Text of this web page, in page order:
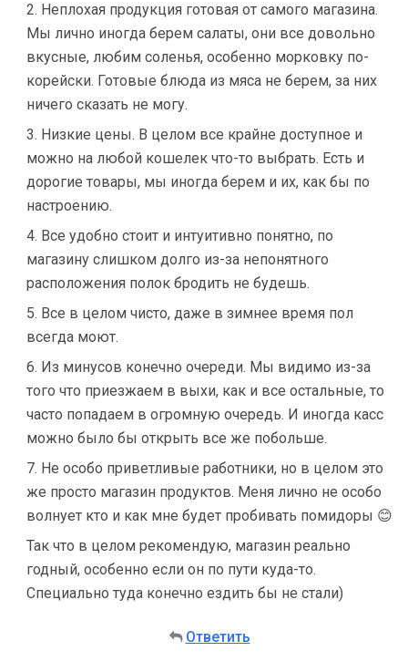
2. Неплохая продукция готовая от самого магазина.
Мы лично иногда берем салаты, они все довольно
вкусные, любим соленья, особенно морковку по-
корейски. Готовые блюда из мяса не берем, за них
ничего сказать не могу.
3. Низкие цены. В целом все крайне доступное и
можно на любой кошелек что-то выбрать. Есть и
дорогие товары, мы иногда берем и их, как бы по
настроению.
4. Все удобно стоит и интуитивно понятно, по
магазину слишком долго из-за непонятного
расположения полок бродить не будешь.
5. Все в целом чисто, даже в зимнее время пол
всегда моют.
6. Из минусов конечно очереди. Мы видимо из-за
того что приезжаем в выхи, как и все остальные, то
часто попадаем в огромную очередь. И иногда касс
можно было бы открыть все же побольше.
7. Не особо приветливые работники, но в целом это
же просто магазин продуктов. Меня лично не особо
волнует кто и как мне будет пробивать помидоры 😊
Так что в целом рекомендую, магазин реально
годный, особенно если он по пути куда-то.
Специально туда конечно ездить бы не стали)
Ответить